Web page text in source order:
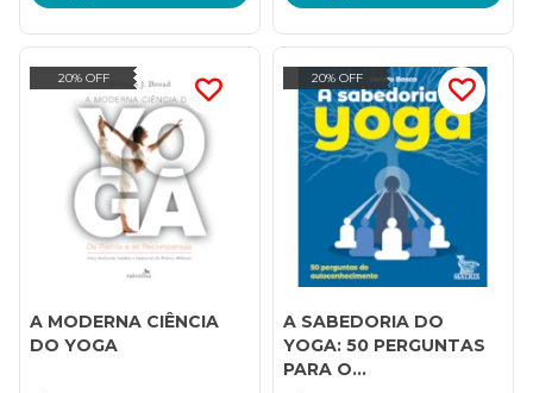
20% OFF
A MODERNA CIÊNCIA
DO YOGA
20% OFF
A SABEDORIA DO
YOGA: 50 PERGUNTAS
PARA O